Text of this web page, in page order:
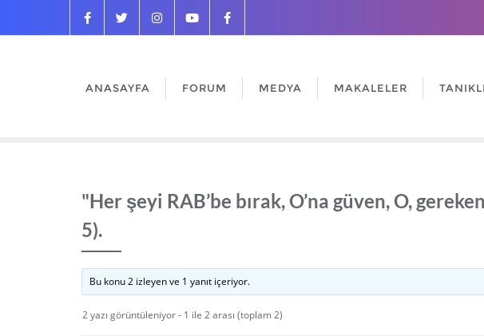
ANASAYFA FORUM MEDYA MAKALELER
"Her şeyi RAB’be bırak, O’na güven, O,
5).
Bu konu 2 izleyen ve 1 yanıt içeriyor.
2 yazı görüntüleniyor - 1 ile 2 arası (toplam 2)